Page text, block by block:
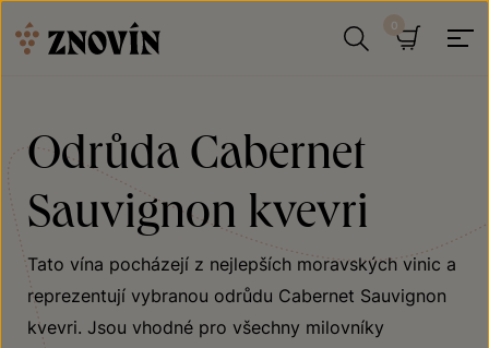
Odrůda Cabernet
Sauvignon kvevri
Tato vína pocházejí z nejlepších moravských vinic a
reprezentují vybranou odrůdu Cabernet Sauvignon
kvevri. Jsou vhodné pro všechny milovníky